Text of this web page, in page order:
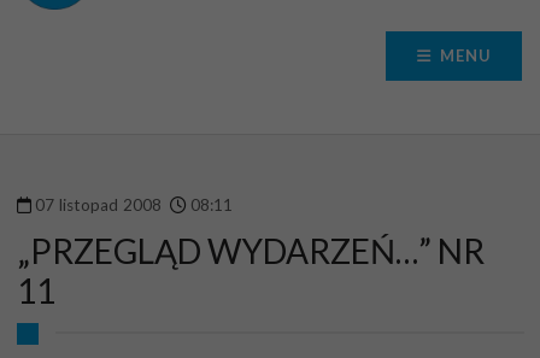
MENU
07 listopad 2008 08:11
„PRZEGLĄD WYDARZEŃ…” NR
11